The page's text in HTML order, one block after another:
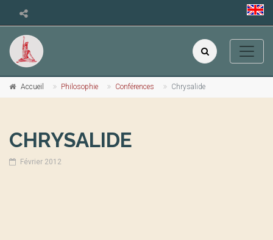
Accueil Philosophie Conférences Chrysalide
CHRYSALIDE
Février 2012